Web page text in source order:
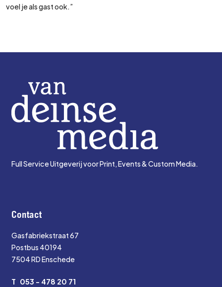
voel je als gast ook.”
Full Service Uitgeverij voor Print, Events & Custom Media.
Contact
Gasfabriekstraat 67
Postbus 40194
7504 RD Enschede
T 053 - 478 20 71